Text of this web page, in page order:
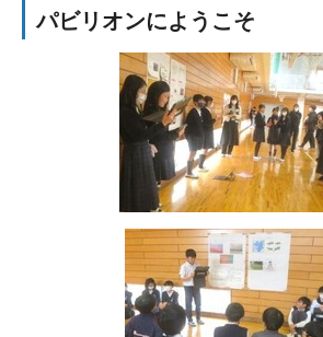
パビリオンにようこそ